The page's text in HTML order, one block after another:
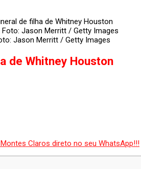
de filha de Whitney Houston
Jason Merritt / Getty Images
de Whitney Houston